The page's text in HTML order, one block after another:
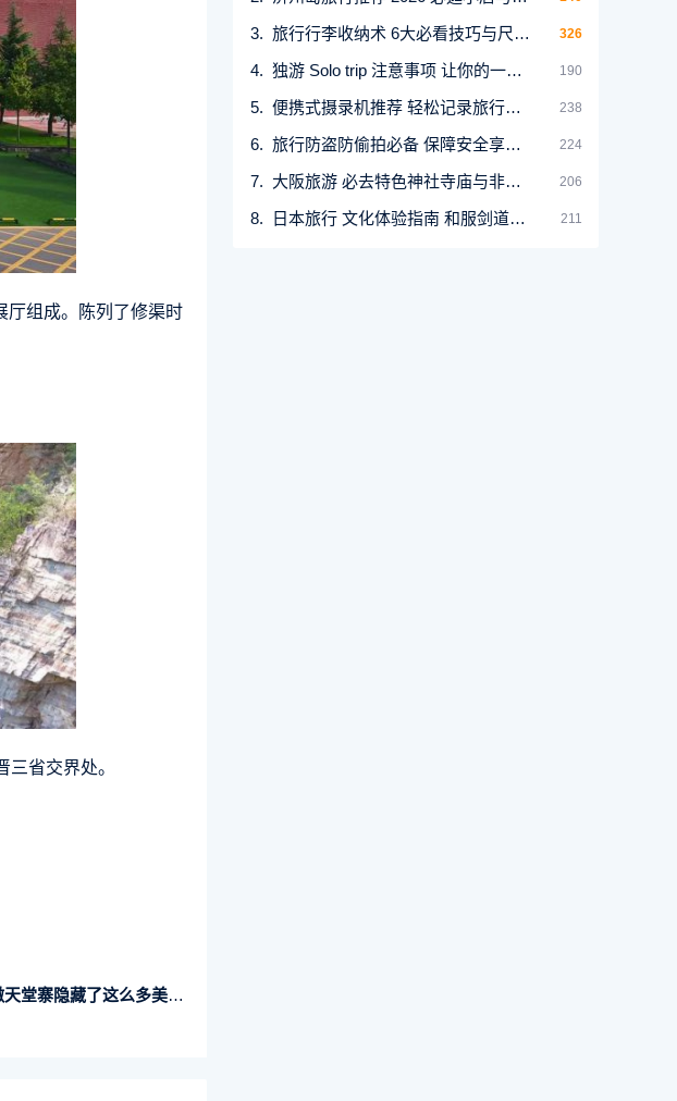
厅组成。陈列了修渠时
省交界处。
寨隐藏了这么多美丽景点
旅行行李收纳术 6大必看技巧与尺寸指南 326
独游 Solo trip 注意事项 让你的一个人旅行更安全 190
便携式摄录机推荐 轻松记录旅行精彩瞬间 238
旅行防盗防偷拍必备 保障安全享受旅途 224
大阪旅游 必去特色神社寺庙与非典型祈福体验 206
日本旅行 文化体验指南 和服剑道茶道 必试的和 211